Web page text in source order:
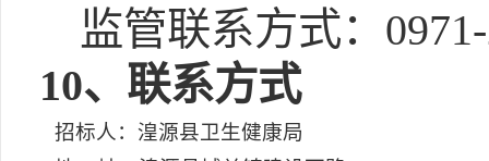
监管联系方式：
10、联系方式
招标人：湟源县卫生健康局